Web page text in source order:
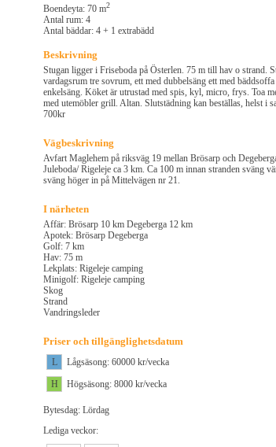
Boendeyta: 70 m2
Antal rum: 4
Antal bäddar: 4 + 1 extrabädd
Beskrivning
Stugan ligger i Friseboda på Österlen. 75 m till hav o strand.
vardagsrum tre sovrum, ett med dubbelsäng ett med
enkelsäng. Köket är utrustad med spis, kyl, micro, frys. Toa
med utemöbler grill. Altan. Slutstädning kan beställas, helst i
700kr
Vägbeskrivning
Avfart Maglehem på riksväg 19 mellan Brösarp och
Juleboda/ Rigeleje ca 3 km. Ca 100 m innan stranden sväng
sväng höger in på Mittelvägen nr 21.
I närheten
Affär: Brösarp 10 km Degeberga 12 km
Apotek: Brösarp Degeberga
Golf: 7 km
Hav: 75 m
Lekplats: Rigeleje camping
Minigolf: Rigeleje camping
Skog
Strand
Vandringsleder
Priser och tillgänglighetsdatum
L
Lågsäsong: 60000 kr/vecka
H
Högsäsong: 8000 kr/vecka
Bytesdag: Lördag
Lediga veckor: